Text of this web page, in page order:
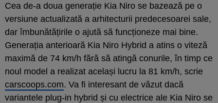
Cea de-a doua generație Kia Niro se bazează pe o
versiune actualizată a arhitecturii predecesoarei sale,
dar îmbunătățirile o ajută să funcționeze mai bine.
Generația anterioară Kia Niro Hybrid a atins o viteză
maximă de 74 km/h fără să atingă conurile, în timp ce
noul model a realizat același lucru la 81 km/h, scrie
carscoops.com. Va fi interesant de văzut dacă
variantele plug-in hybrid și cu electrice ale Kia Niro se